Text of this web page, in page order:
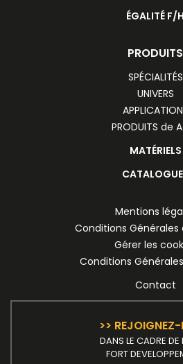
ÉGALITÉ F/H
PRODUITS
SPÉCIALITÉS
UNIVERS
PRODUITS de
MATÉRIELS
Mentions
Conditions Générales
Gérer les
Conditions
Contact
>>
DANS LE CADRE DE
FORT